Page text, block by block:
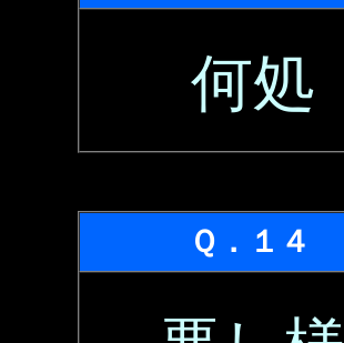
何処
Ｑ．１４